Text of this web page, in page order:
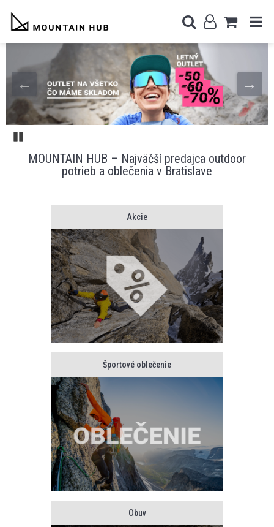
MOUNTAIN HUB – Najväčší predajca outdoor
potrieb a oblečenia v Bratislave
Akcie
Športové oblečenie
Obuv